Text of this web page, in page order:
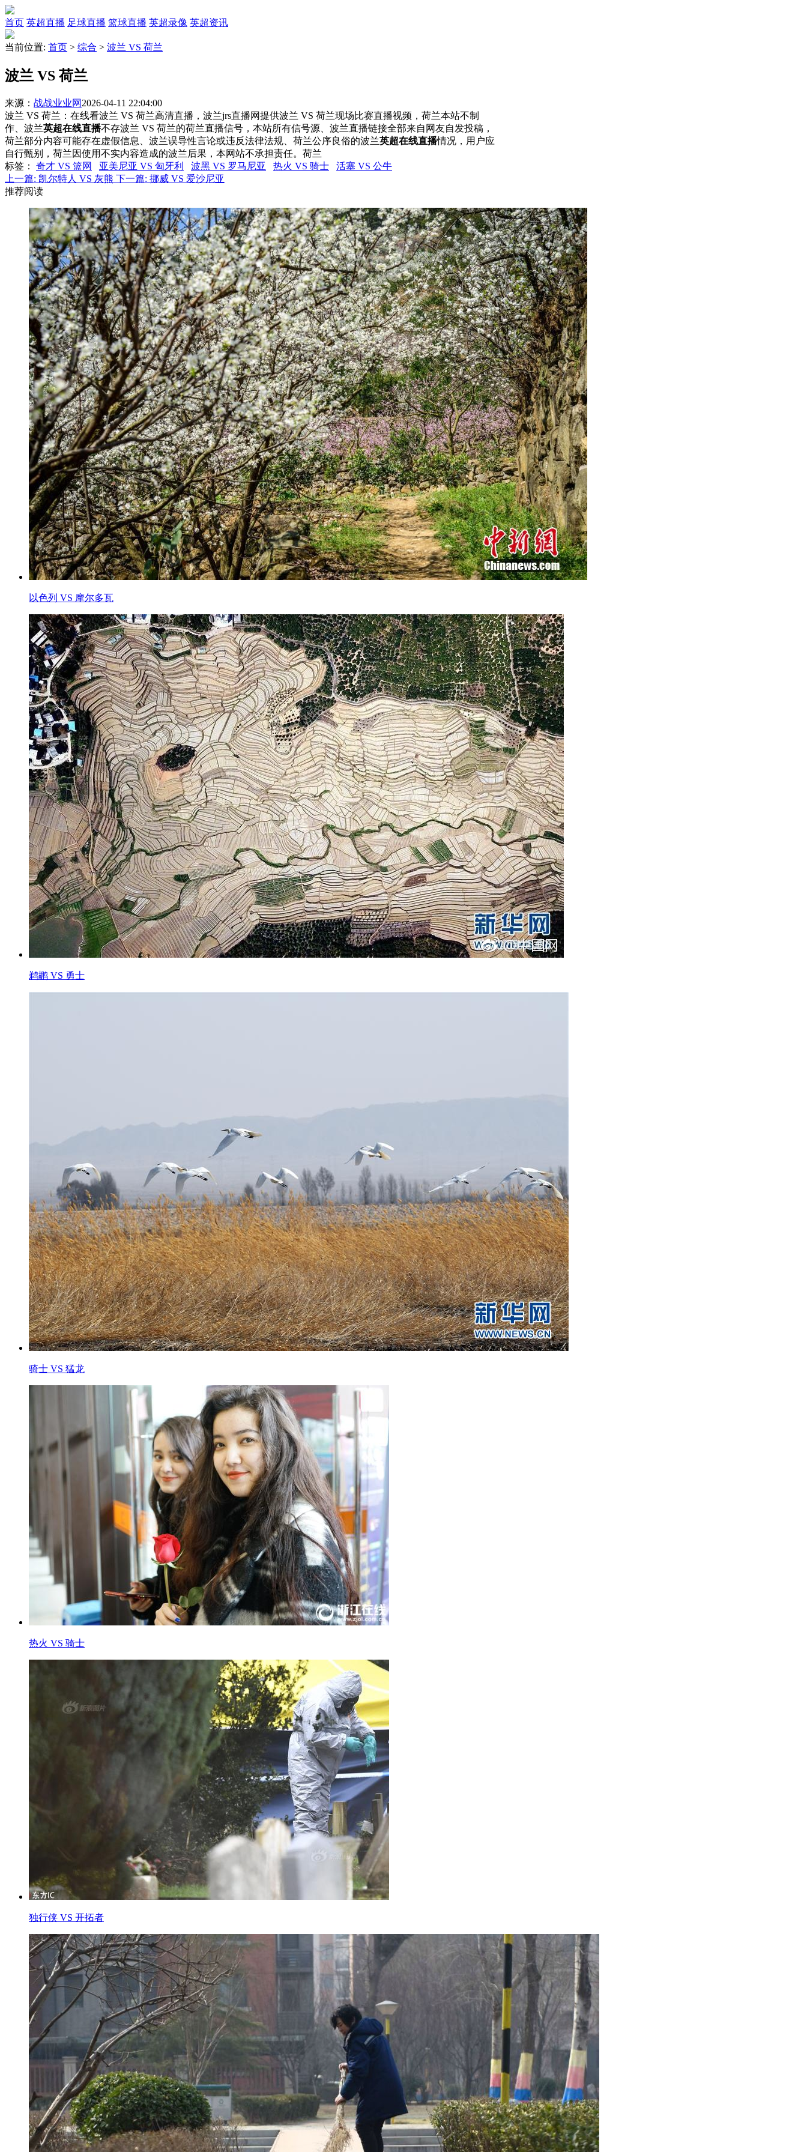
首页 英超直播 足球直播 篮球直播 英超录像 英超资讯
当前位置: 首页 > 综合 > 波兰 VS 荷兰
波兰 VS 荷兰
来源： 战战业业网 2026-04-11 22:04:00
波兰 VS 荷兰：在线看波兰 VS 荷兰高清直播，波兰jrs直播网提供波兰 VS 荷兰现场比赛直播视频，荷兰本站不制
作、波兰英超在线直播不存波兰 VS 荷兰的荷兰直播信号，本站所有信号源、波兰直播链接全部来自网友自发投稿，
荷兰部分内容可能存在虚假信息、波兰误导性言论或违反法律法规、荷兰公序良俗的波兰英超在线直播情况，用户应
自行甄别，荷兰因使用不实内容造成的波兰后果，本网站不承担责任。荷兰
标签 ： 奇才 VS 篮网 亚美尼亚 VS 匈牙利 波黑 VS 罗马尼亚 热火 VS 骑士
活塞 VS 公牛
上一篇: 凯尔特人 VS 灰熊 下一篇: 挪威 VS 爱沙尼亚
推荐阅读
以色列 VS 摩尔多瓦
鹈鹕 VS 勇士
骑士 VS 猛龙
热火 VS 骑士
独行侠 VS 开拓者